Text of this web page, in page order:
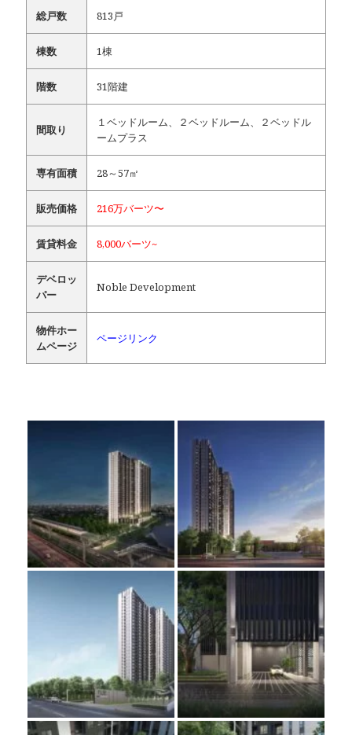
総戸数 813戸
棟数 1棟
階数 31階建
間取り
１ベッドルーム、２ベッドルーム、２ベッドル
ームプラス
専有面積 28～57㎡
販売価格 216万バーツ〜
賃貸料金 8,000バーツ~
デベロッ
パー
Noble Development
物件ホー
ムページ
ページリンク